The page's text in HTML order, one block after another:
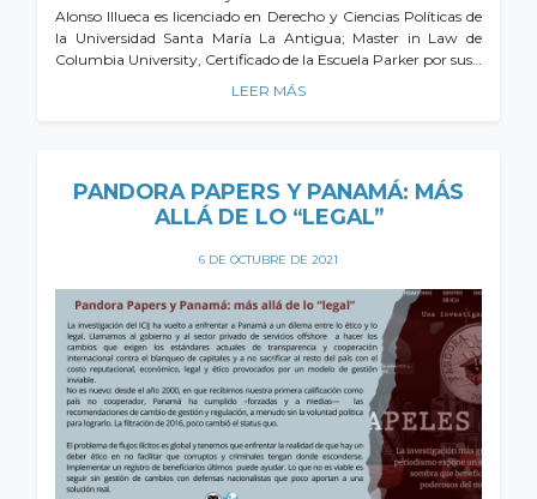
Alonso Illueca es licenciado en Derecho y Ciencias Políticas de
la Universidad Santa María La Antigua; Master in Law de
Columbia University, Certificado de la Escuela Parker por sus…
LEER MÁS
PANDORA PAPERS Y PANAMÁ: MÁS
ALLÁ DE LO “LEGAL”
6 DE OCTUBRE DE 2021